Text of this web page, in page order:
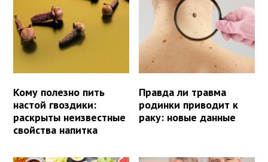
Кому полезно пить
настой гвоздики:
раскрыты неизвестные
свойства напитка
Правда ли травма
родинки приводит к
раку: новые данные